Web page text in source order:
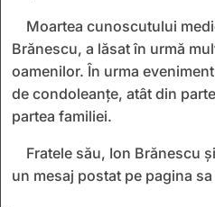
Moartea cunoscutului
Brănescu, a lăsat în urmă
oamenilor. În urma
de condoleanțe, atât din
partea familiei.
Fratele său, Ion Brănescu
un mesaj postat pe pagina